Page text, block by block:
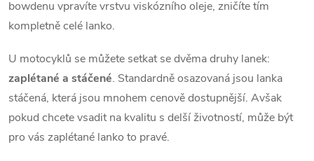
u
bowdenu vpravíte vrstvu viskózního oleje, zničíte tím
kompletně celé lanko.
U motocyklů se můžete setkat se dvěma druhy lanek:
zaplétané a stáčené. Standardně osazovaná jsou lanka
stáčená, která jsou mnohem cenově dostupnější. Avšak
pokud chcete vsadit na kvalitu s delší životností, může být
pro vás zaplétané lanko to pravé.